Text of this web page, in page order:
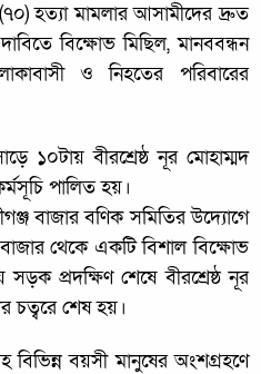
হত্যা মামলার আসামীদের দ্রুত
বিক্ষোভ মিছিল, মানববন্ধন
ও নিহতের পরিবারের
১০টায় বীরশ্রেষ্ঠ নূর মোহাম্মদ
পালিত হয়।
বাজার বণিক সমিতির উদ্যোগে
বাজার থেকে একটি বিশাল বিক্ষোভ
সড়ক প্রদক্ষিণ শেষে বীরশ্রেষ্ঠ নূর
চত্বরে শেষ হয়।
বয়সী মানুষের অংশগ্রহণে